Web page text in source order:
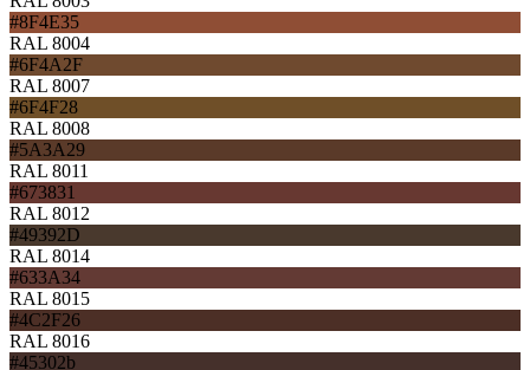
#8F4E35
RAL 8004
#6F4A2F
RAL 8007
#6F4F28
RAL 8008
#5A3A29
RAL 8011
#673831
RAL 8012
#49392D
RAL 8014
#633A34
RAL 8015
#4C2F26
RAL 8016
#45302b